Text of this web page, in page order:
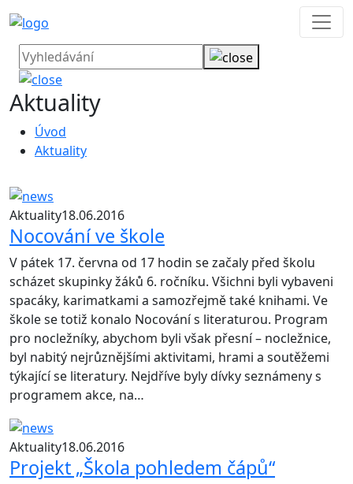
Aktuality
Úvod
Aktuality
Aktuality18.06.2016
Nocování ve škole
V pátek 17. června od 17 hodin se začaly před školu
scházet skupinky žáků 6. ročníku. Všichni byli vybaveni
spacáky, karimatkami a samozřejmě také knihami. Ve
škole se totiž konalo Nocování s literaturou. Program
pro nocležníky, abychom byli však přesní – nocležnice,
byl nabitý nejrůznějšími aktivitami, hrami a soutěžemi
týkající se literatury. Nejdříve byly dívky seznámeny s
programem akce, na…
Aktuality18.06.2016
Projekt „Škola pohledem čápů“